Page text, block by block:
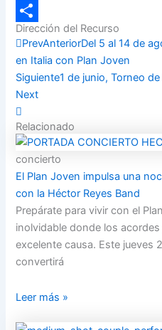
Email
Compartir
Dirección del Recurso
PrevAnteriorDel 5 al 14 de
en Italia con Plan Joven
Siguiente1 de junio, Torneo
Next
Relacionado
concierto
El Plan Joven impulsa una
con la Héctor Reyes Band
Prepárate para vivir con el
inolvidable donde los
excelente causa. Este jueves
convertirá
Leer más »